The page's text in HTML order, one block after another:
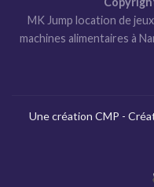
MK Jump location de
machines alimentaires à
Une création CMP -